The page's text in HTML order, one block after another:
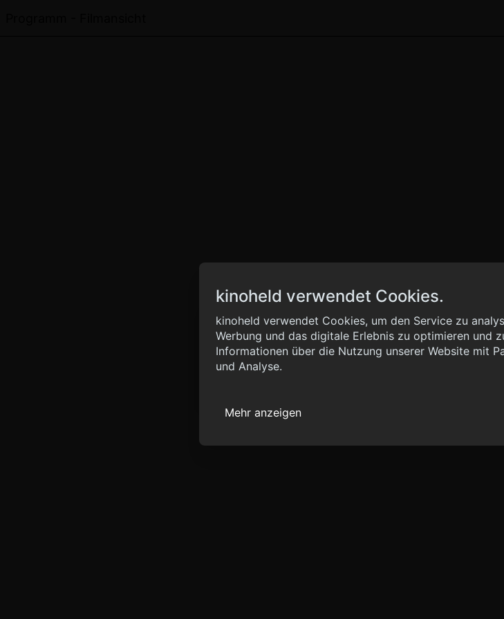
kinoheld verwendet Cookies.
kinoheld verwendet Cookies, um den Service zu
Werbung und das digitale Erlebnis zu optimieren und
Informationen über die Nutzung unserer Website mit
und Analyse.
Mehr anzeigen
Info
{ "__sentry_xhr__": { "method": "POST", "url": "//
"status_code": 0 } }